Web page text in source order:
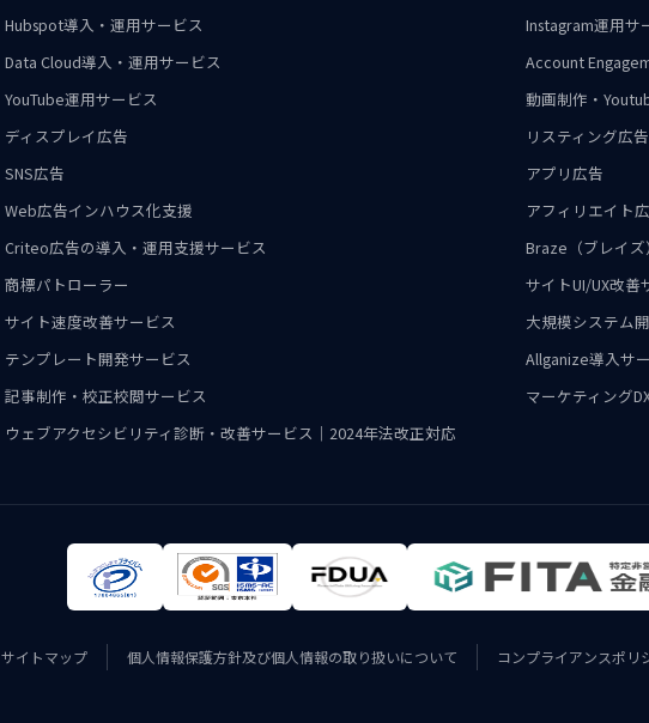
Hubspot導入・運用サービス
Instagram運用サ
Data Cloud導入・運用サービス
Account
YouTube運用サービス
動画制作・
ディスプレイ広告
リスティング広告
SNS広告
アプリ広告
Web広告インハウス化支援
アフィリエイト
Criteo広告の導入・運用支援サービス
Braze（ブレイ
商標パトローラー
サイトUI/UX改善
サイト速度改善サービス
大規模システム
テンプレート開発サービス
Allganize導入サ
記事制作・校正校閲サービス
マーケティング
ウェブアクセシビリティ診断・改善サービス｜2024年法改正対応
サイトマップ 個人情報保護方針及び個人情報の取り扱いについて コンプライアンスポリ